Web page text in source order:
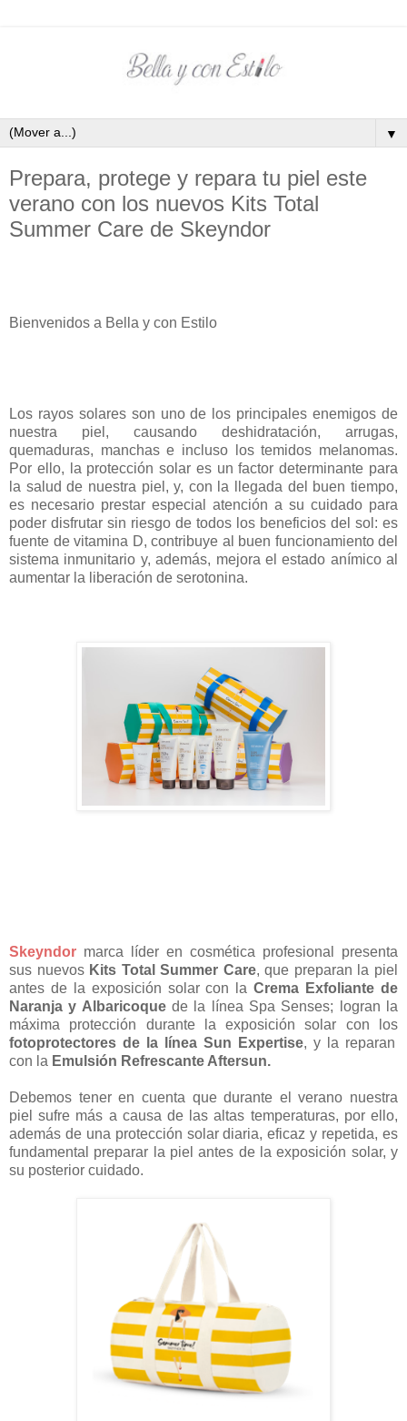
▼
Prepara, protege y repara tu piel este
verano con los nuevos Kits Total
Summer Care de Skeyndor
Bienvenidos a Bella y con Estilo
Los rayos solares son uno de los principales enemigos de
nuestra piel, causando deshidratación, arrugas,
quemaduras, manchas e incluso los temidos melanomas.
Por ello, la protección solar es un factor determinante para
la salud de nuestra piel, y, con la llegada del buen tiempo,
es necesario prestar especial atención a su cuidado para
poder disfrutar sin riesgo de todos los beneficios del sol: es
fuente de vitamina D, contribuye al buen funcionamiento del
sistema inmunitario y, además, mejora el estado anímico al
aumentar la liberación de serotonina.
Skeyndor marca líder en cosmética profesional presenta
sus nuevos Kits Total Summer Care, que preparan la piel
antes de la exposición solar con laCrema Exfoliante de
Naranja y Albaricoquede la línea Spa Senses; logran la
máxima protección durante la exposición solar con los
fotoprotectores de la línea Sun Expertise, y la reparan
con la Emulsión Refrescante Aftersun.
Debemos tener en cuenta que durante el verano nuestra
piel sufre más a causa de las altas temperaturas, por ello,
además de una protección solar diaria, eficaz y repetida, es
fundamental preparar la piel antes de la exposición solar, y
su posterior cuidado.